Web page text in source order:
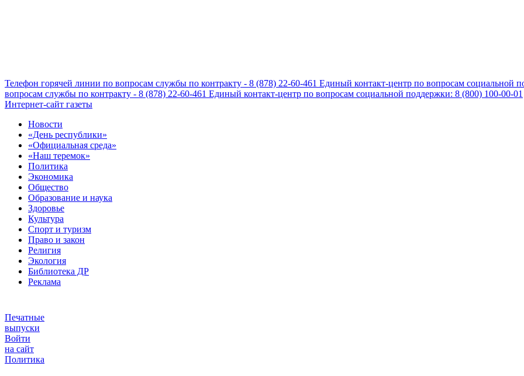
Телефон горячей линии по вопросам службы по контракту - 8 (878) 22-60-461 Единый контакт-центр по вопросам социальной
вопросам службы по контракту - 8 (878) 22-60-461 Единый контакт-центр по вопросам социальной поддержки: 8 (800) 100-00-01
Интернет-сайт газеты
Новости
«День республики»
«Официальная среда»
«Наш теремок»
Политика
Экономика
Общество
Образование и наука
Здоровье
Культура
Спорт и туризм
Право и закон
Религия
Экология
Библиотека ДР
Реклама
Печатные
выпуски
Войти
на сайт
Политика